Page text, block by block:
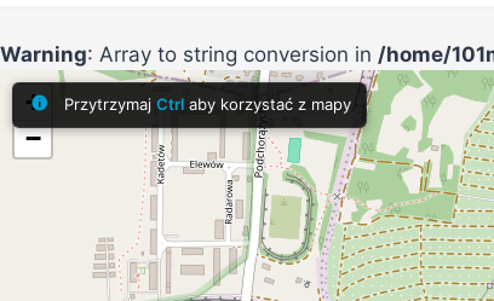
Warning: Array to string conversion in /home/
+
−
Przytrzymaj Ctrl aby korzystać z mapy